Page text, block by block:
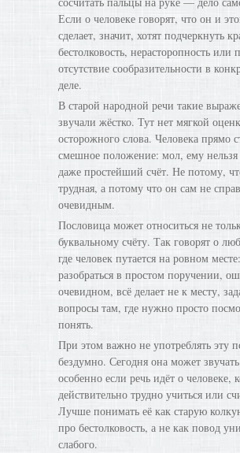
Если о человеке говорят, что он и
сделает, значит, хотят подчеркнуть
бестолковость, нерасторопность или
отсутствие сообразительности в
деле.
В старой народной речи такие
звучали жёстко. Тут нет мягкой
осторожного слова. Человека прямо
смешное положение: мол, ему нельзя
даже простейший счёт. Не потому,
трудная, а потому что он сам не
очевидным.
Пословица может относиться не
буквальному счёту. Так говорят о
где человек путается на ровном
разобраться в простом поручении,
очевидном, всё делает не к месту,
вопросы там, где нужно просто
понять.
При этом важно не употреблять эту
бездумно. Сегодня она может
особенно если речь идёт о человеке,
действительно трудно учиться или
Лучше понимать её как старую
про бестолковость, а не как повод
слабого.